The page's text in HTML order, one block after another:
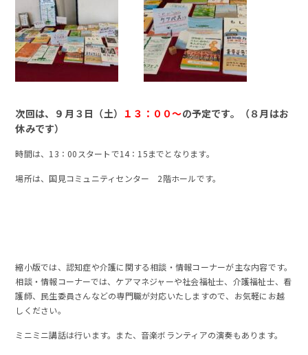
次回は、９月３日（土） １３：００～の予定です。（８月はお
休みです）
時間は、13：00スタートで14：15までとなります。
場所は、国見コミュニティセンター 2階ホールです。
縮小版では、認知症や介護に関する相談・情報コーナーが主な内容です。
相談・情報コーナーでは、ケアマネジャーや社会福祉士、介護福祉士、看
護師、民生委員さんなどの専門職が対応いたしますので、お気軽にお越
しください。
ミニミニ講話は行います。また、音楽ボランティアの演奏もあります。